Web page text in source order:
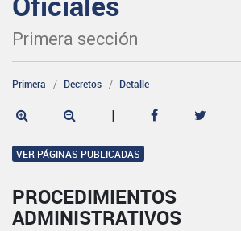
Primera sección
Primera Decretos Detalle
|
VER PÁGINAS PUBLICADAS
PROCEDIMIENTOS
ADMINISTRATIVOS